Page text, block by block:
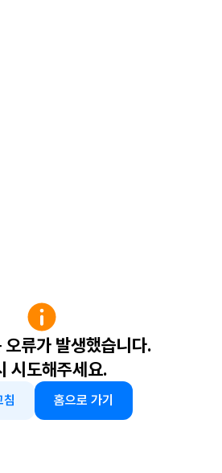
오류가 발생했습니다.
시도해주세요.
침 홈으로 가기